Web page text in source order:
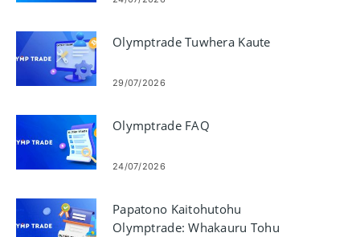
Olymptrade Tuwhera Kaute
29/07/2026
Olymptrade FAQ
24/07/2026
Papatono Kaitohutohu
Olymptrade: Whakauru Tohu